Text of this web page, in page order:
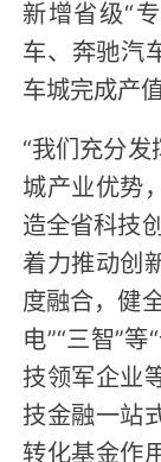
新增省级“
车、奔驰汽
车城完成产
“我们充分
城产业优势
造全省科技
着力推动创
度融合，健
电”“三智”
技领军企业
技金融一站
转化基金作